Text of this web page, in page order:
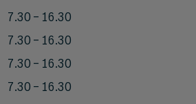
7.30 – 16.30
7.30 – 16.30
7.30 – 16.30
7.30 – 16.30